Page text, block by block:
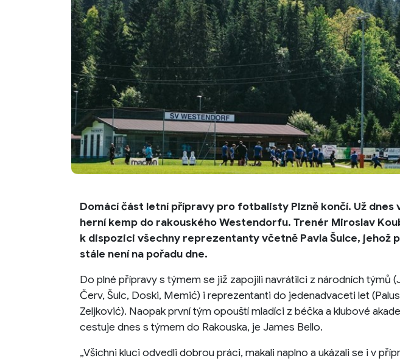
Domácí část letní přípravy pro fotbalisty Plzně končí. Už dnes
herní kemp do rakouského Westendorfu. Trenér Miroslav
k dispozici všechny reprezentanty včetně Pavla Šulce, jehož
stále není na pořadu dne.
Do plné přípravy s týmem se již zapojili navrátilci z národních týmů
Červ, Šulc, Doski, Memić) i reprezentanti do jedenadvaceti let
Zeljković). Naopak první tým opouští mladíci z béčka a klubové
cestuje dnes s týmem do Rakouska, je James Bello.
„Všichni kluci odvedli dobrou práci, makali naplno a ukázali se i v